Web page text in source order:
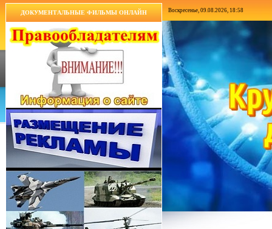
ДОКУМЕНТАЛЬНЫЕ ФИЛЬМЫ ОНЛАЙН Воскресенье, 09.08.2026, 18:58